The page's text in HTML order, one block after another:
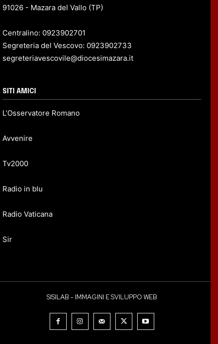
91026 - Mazara del Vallo (TP)
Centralino: 0923902701
Segreteria del Vescovo: 0923902733
segreteriavescovile@diocesimazara.it
SITI AMICI
L’Osservatore Romano
Avvenire
Tv2000
Radio in blu
Radio Vaticana
Sir
SISILAB - IMMAGINI E SVILUPPO WEB